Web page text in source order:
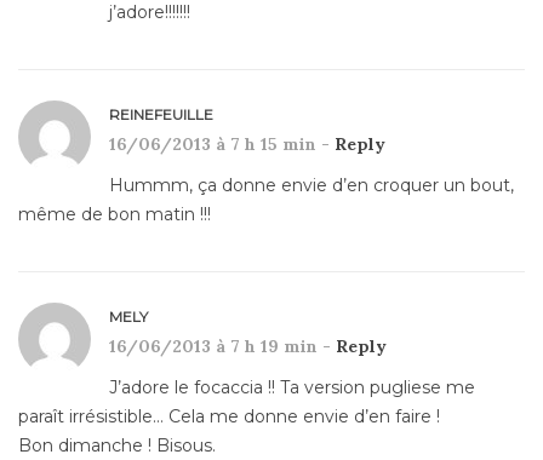
j’adore!!!!!!!
REINEFEUILLE
16/06/2013 à 7 h 15 min - Reply
Hummm, ça donne envie d’en croquer un bout,
même de bon matin !!!
MELY
16/06/2013 à 7 h 19 min - Reply
J’adore le focaccia !! Ta version pugliese me
paraît irrésistible… Cela me donne envie d’en faire !
Bon dimanche ! Bisous.